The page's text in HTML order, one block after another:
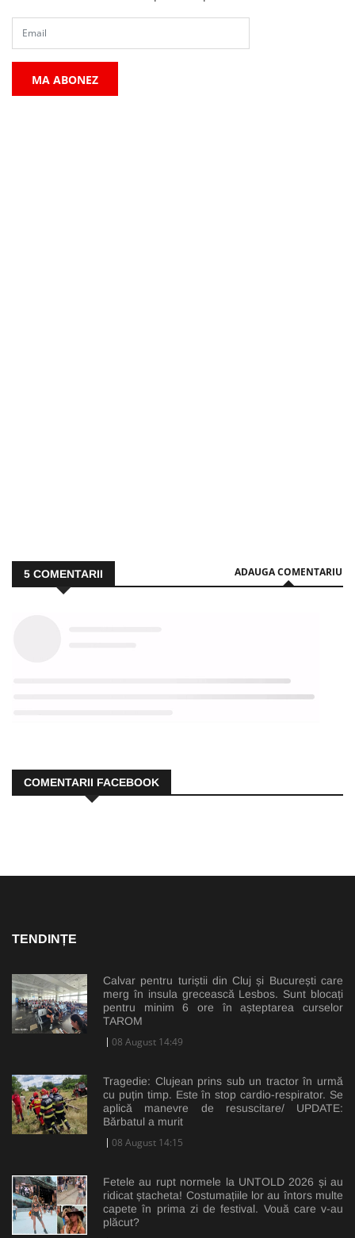
MA ABONEZ
5 COMENTARII ADAUGA COMENTARIU
COMENTARII FACEBOOK
TENDINȚE
Calvar pentru turiștii din Cluj și București care
merg în insula grecească Lesbos. Sunt blocați
pentru minim 6 ore în așteptarea curselor
TAROM
08 August 14:49
Tragedie: Clujean prins sub un tractor în urmă
cu puțin timp. Este în stop cardio-respirator. Se
aplică manevre de resuscitare/ UPDATE:
Bărbatul a murit
08 August 14:15
Fetele au rupt normele la UNTOLD 2026 și au
ridicat ștacheta! Costumațiile lor au întors multe
capete în prima zi de festival. Vouă care v-au
plăcut?